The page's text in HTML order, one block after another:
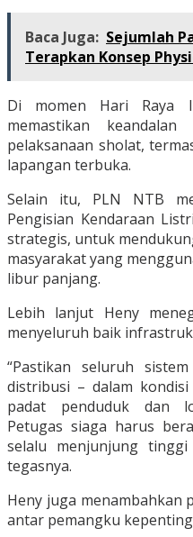
Baca Juga: Sejumlah
Terapkan Konsep
Di momen Hari Raya
memastikan
pelaksanaan sholat,
lapangan terbuka.
Selain itu, PLN NTB
Pengisian Kendaraan
strategis, untuk
masyarakat yang
libur panjang.
Lebih lanjut Heny
menyeluruh baik
“Pastikan seluruh
distribusi – dalam
padat penduduk dan
Petugas siaga harus
selalu menjunjung
tegasnya.
Heny juga menambahkan
antar pemangku